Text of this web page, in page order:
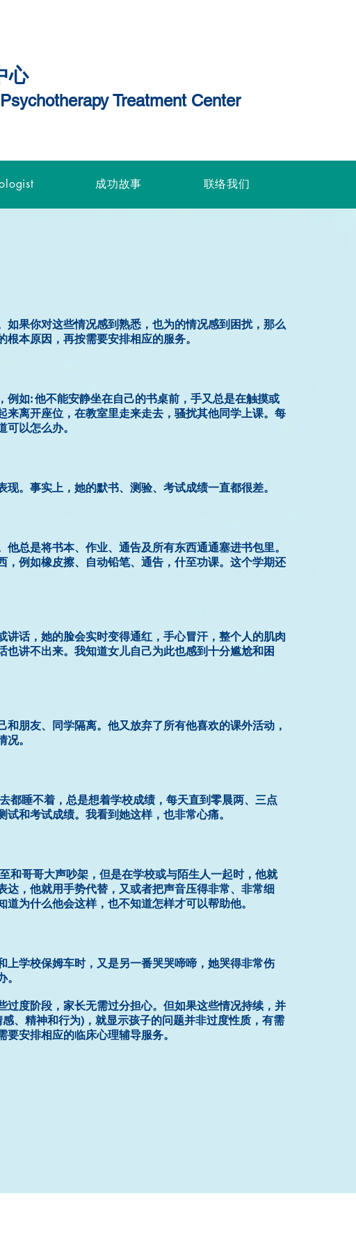
心
Treatment Center
成功故事 联络我们
果你对这些情况感到熟悉，也为的情况感到困扰，那么
本原因，再按需要安排相应的服务。
如: 他不能安静坐在自己的书桌前，手又总是在触摸或
离开座位，在教室里走来走去，骚扰其他同学上课。每
以怎么办。
。事实上，她的默书、测验、考试成绩一直都很差。
总是将书本、作业、通告及所有东西通通塞进书包里。
例如橡皮擦、自动铅笔、通告，什至功课。这个学期还
话，她的脸会实时变得通红，手心冒汗，整个人的肌肉
讲不出来。我知道女儿自己为此也感到十分尴尬和困
朋友、同学隔离。他又放弃了所有他喜欢的课外活动，
。
都睡不着，总是想着学校成绩，每天直到零晨两、三点
和考试成绩。我看到她这样，也非常心痛。
和哥哥大声吵架，但是在学校或与陌生人一起时，他就
，他就用手势代替，又或者把声音压得非常、非常细
为什么他会这样，也不知道怎样才可以帮助他。
学校保姆车时，又是另一番哭哭啼啼，她哭得非常伤
度阶段，家长无需过分担心。但如果这些情况持续，并
、精神和行为)，就显示孩子的问题并非过度性质，有需
安排相应的临床心理辅导服务。